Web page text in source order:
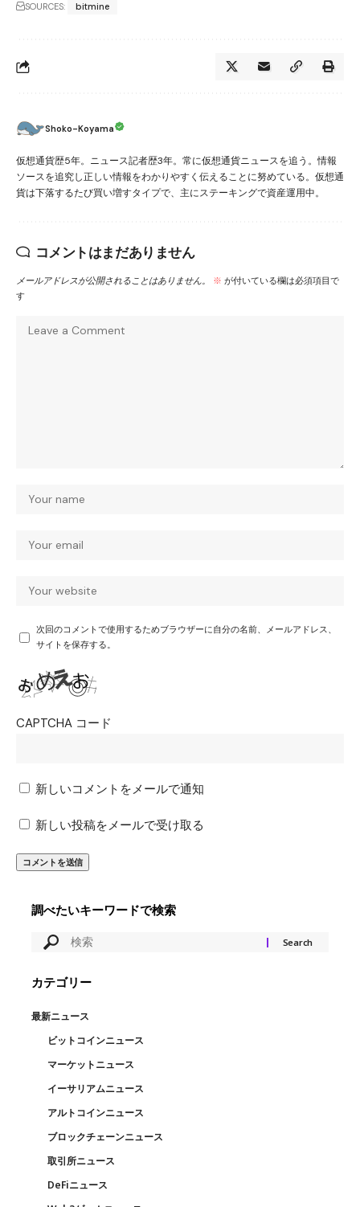
SOURCES:
bitmine
Shoko-Koyama
仮想通貨歴5年。ニュース記者歴3年。常に仮想通貨ニュースを追う。情報
ソースを追究し正しい情報をわかりやすく伝えることに努めている。仮想通
貨は下落するたび買い増すタイプで、主にステーキングで資産運用中。
コメントはまだありません
メールアドレスが公開されることはありません。 ※ が付いている欄は必須項目で
す
次回のコメントで使用するためブラウザーに自分の名前、メールアドレス、
サイトを保存する。
CAPTCHA コード
新しいコメントをメールで通知
新しい投稿をメールで受け取る
調べたいキーワードで検索
カテゴリー
最新ニュース
ビットコインニュース
マーケットニュース
イーサリアムニュース
アルトコインニュース
ブロックチェーンニュース
取引所ニュース
DeFiニュース